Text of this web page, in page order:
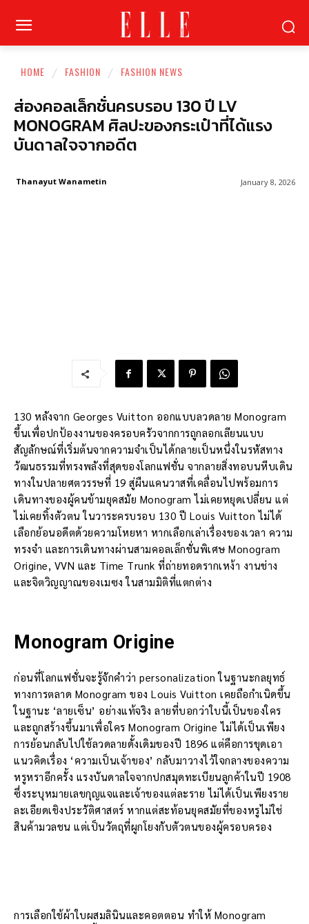
HOME FASHION FASHION NEWS
ส่องคอลเล็กชั่นครบรอบ 130 ปี LV
MONOGRAM ศิลปะของกระเป๋าที่ได้แรง
บันดาลใจจากอดีต
January 8, 2026
Thanayut Wanametin
130 หลังจาก Georges Vuitton ออกแบบลวดลาย Monogram
ขึ้นเพื่อปกป้องงานของครอบครัวจากการถูกลอกเลียนแบบ
สัญลักษณ์ที่เริ่มต้นจากความจำเป็นได้กลายเป็นหนึ่งในรหัสทาง
วัฒนธรรมที่ทรงพลังที่สุดของโลกแฟชั่น จากลายสิ่งทอบนหีบเดิน
ทางในปลายศตวรรษที่ 19 สู่ผืนแคนวาสที่เคลื่อนไปพร้อมการ
เดินทางของผู้คนข้ามยุคสมัย Monogram ไม่เคยหยุดเปลี่ยน แต่
ไม่เคยทิ้งตัวตน ในวาระครบรอบ 130 ปี Louis Vuitton ไม่ได้
เลือกย้อนอดีตด้วยความโหยหา หากเลือกเล่าเรื่องของเวลา ความ
ทรงจำ และการเดินทางผ่านสามคอลเล็กชั่นพิเศษ Monogram
Origine, VVN และ Time Trunk ที่ถ่ายทอดรากเหง้า งานช่าง
และจิตวิญญาณของเมซง ในสามมิติที่แตกต่าง
Monogram Origine
ก่อนที่โลกแฟชั่นจะรู้จักคำว่า personalization ในฐานะกลยุทธ์
ทางการตลาด Monogram ของ Louis Vuitton เคยถือกำเนิดขึ้น
ในฐานะ ‘ลายเซ็น’ อย่างแท้จริง ลายที่บอกว่าใบนี้เป็นของใคร
และถูกสร้างขึ้นมาเพื่อใคร Monogram Origine ไม่ได้เป็นเพียง
การย้อนกลับไปใช้ลวดลายดั้งเดิมของปี 1896 แต่คือการขุดเอา
แนวคิดเรื่อง ‘ความเป็นเจ้าของ’ กลับมาวางไว้ใจกลางของความ
หรูหราอีกครั้ง แรงบันดาลใจจากปกสมุดทะเบียนลูกค้าในปี 1908
ซึ่งระบุหมายเลขกุญแจและเจ้าของแต่ละราย ไม่ได้เป็นเพียงราย
ละเอียดเชิงประวัติศาสตร์ หากแต่สะท้อนยุคสมัยที่ของหรูไม่ใช่
สินค้ามวลชน แต่เป็นวัตถุที่ผูกโยงกับตัวตนของผู้ครอบครอง
การเลือกใช้ผ้าใบผสมลินินและคอตตอน ทำให้ Monogram